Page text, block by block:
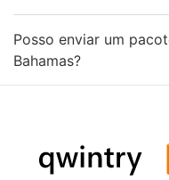
Posso enviar um
Bahamas?